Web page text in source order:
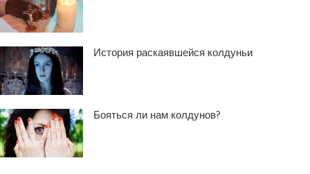
История раскаявшейся колдуньи
Бояться ли нам колдунов?